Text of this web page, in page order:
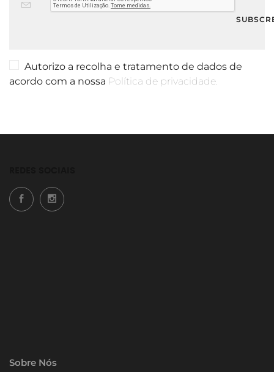
Autorizo a recolha e tratamento de dados de
acordo com a nossa Política de privacidade.
Sobre Nós